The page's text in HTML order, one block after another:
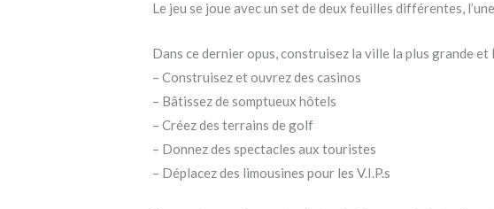
Le jeu se joue avec un set de deux feuilles différentes,
Dans ce dernier opus, construisez la ville la plus grande
– Construisez et ouvrez des casinos
– Bâtissez de somptueux hôtels
– Créez des terrains de golf
– Donnez des spectacles aux touristes
– Déplacez des limousines pour les V.I.P.s